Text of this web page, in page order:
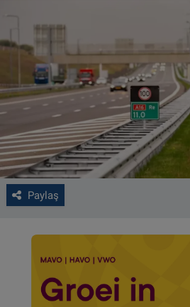
Paylaş
ALGEMENE VOORWAARDEN
CONTACT
Çerez Politikası